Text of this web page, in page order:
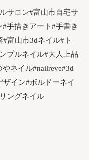
サロン#富山市自宅サ
手描きアート#手書き
富山市3dネイル#ト
プルネイル#大人上品
ネイル#nailreve#3d
ザイン#ボルドーネイ
ングネイル